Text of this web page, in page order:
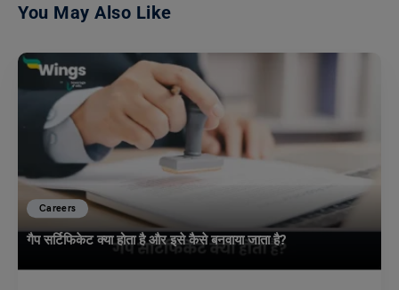
You May Also Like
Careers
गैप सर्टिफिकेट क्या होता है और इसे कैसे बनवाया जाता है?